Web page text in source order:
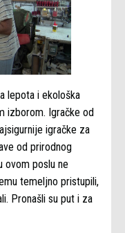
lepota i ekološka
izborom. Igračke od
igračke za
od prirodnog
ovom poslu ne
temeljno pristupili,
Pronašli su put i za